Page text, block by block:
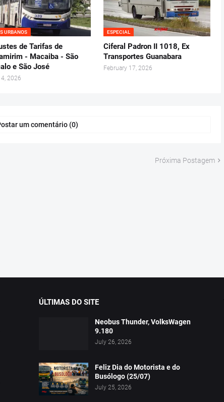
URBANOS
de Tarifas de
- Macaiba - São
e São José
2026
ESPECIAL
Ciferal Padron II 1018, Ex
Transportes Guanabara
February 17, 2026
um comentário (0)
Próxima Postagem
ÚLTIMAS DO SITE
Neobus Thunder, VolksWagen
9.180
July 26, 2026
Feliz Dia do Motorista e do
Busólogo (25/07)
July 25, 2026